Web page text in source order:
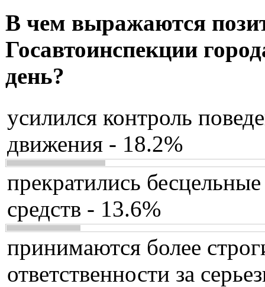
В чем выражаются
Госавтоинспекции
день?
усилился контроль
движения - 18.2%
прекратились
средств - 13.6%
принимаются более
ответственности за